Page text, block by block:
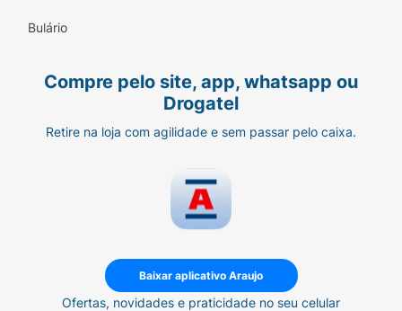
Bulário
Compre pelo site, app, whatsapp ou
Drogatel
Retire na loja com agilidade e sem passar pelo caixa.
Baixar aplicativo Araujo
Ofertas, novidades e praticidade no seu celular